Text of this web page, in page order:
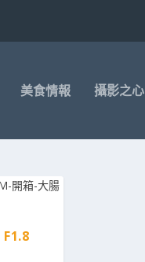
美食情報 攝影之心